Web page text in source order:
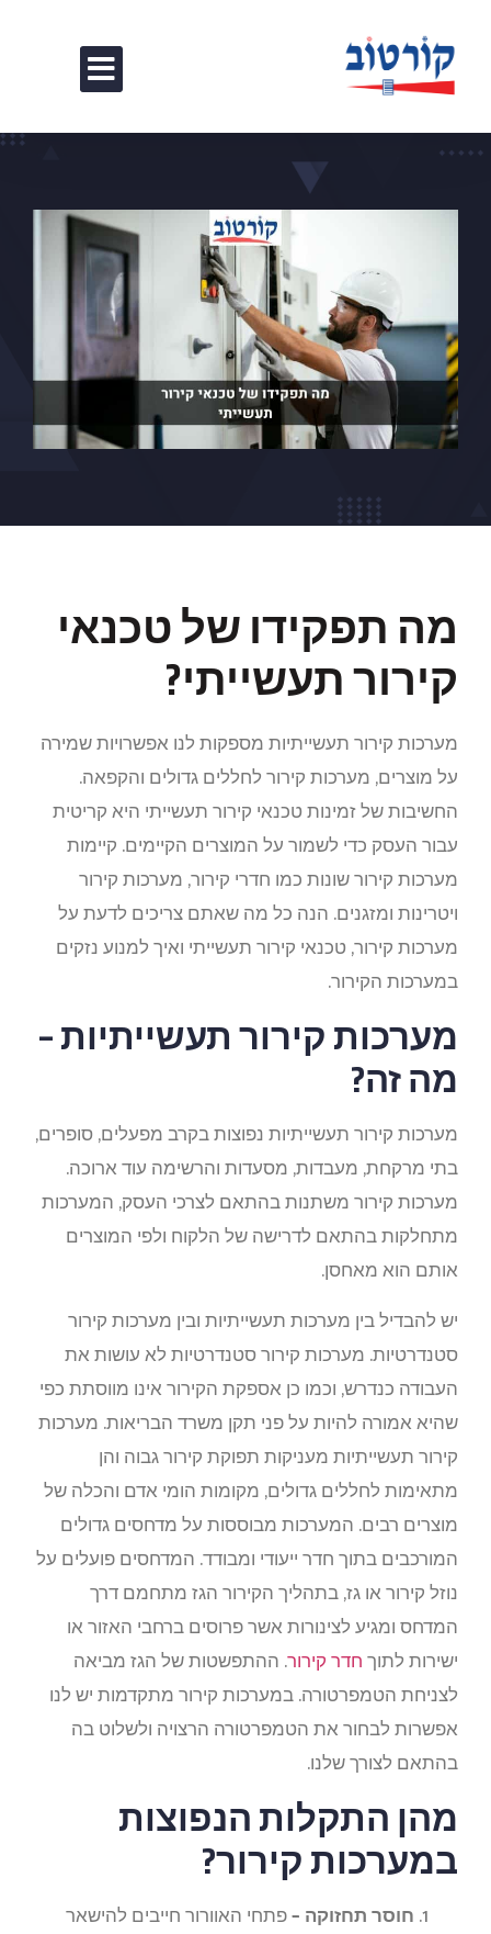
מה תפקידו של טכנאי
קירור תעשייתי?
מערכות קירור תעשייתיות מספקות לנו אפשרויות שמירה
על מוצרים, מערכות קירור לחללים גדולים והקפאה.
החשיבות של זמינות טכנאי קירור תעשייתי היא קריטית
עבור העסק כדי לשמור על המוצרים הקיימים. קיימות
מערכות קירור שונות כמו חדרי קירור, מערכות קירור
ויטרינות ומזגנים. הנה כל מה שאתם צריכים לדעת על
מערכות קירור, טכנאי קירור תעשייתי ואיך למנוע נזקים
במערכות הקירור.
מערכות קירור תעשייתיות –
מה זה?
מערכות קירור תעשייתיות נפוצות בקרב מפעלים, סופרים,
בתי מרקחת, מעבדות, מסעדות והרשימה עוד ארוכה.
מערכות קירור משתנות בהתאם לצרכי העסק, המערכות
מתחלקות בהתאם לדרישה של הלקוח ולפי המוצרים
אותם הוא מאחסן.
יש להבדיל בין מערכות תעשייתיות ובין מערכות קירור
סטנדרטיות. מערכות קירור סטנדרטיות לא עושות את
העבודה כנדרש, וכמו כן אספקת הקירור אינו מווסתת כפי
שהיא אמורה להיות על פני תקן משרד הבריאות. מערכות
קירור תעשייתיות מעניקות תפוקת קירור גבוה והן
מתאימות לחללים גדולים, מקומות הומי אדם והכלה של
מוצרים רבים. המערכות מבוססות על מדחסים גדולים
המורכבים בתוך חדר ייעודי ומבודד. המדחסים פועלים על
נוזל קירור או גז, בתהליך הקירור הגז מתחמם דרך
המדחס ומגיע לצינורות אשר פרוסים ברחבי האזור או
ישירות לתוךחדר קירור. ההתפשטות של הגז מביאה
לצניחת הטמפרטורה. במערכות קירור מתקדמות יש לנו
אפשרות לבחור את הטמפרטורה הרצויה ולשלוט בה
בהתאם לצורך שלנו.
מהן התקלות הנפוצות
במערכות קירור?
חוסר תחזוקה –פתחי האוורור חייבים להישאר